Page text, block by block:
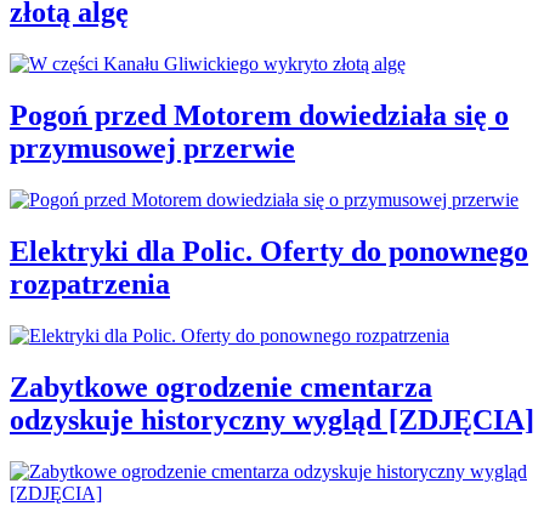
złotą algę
Pogoń przed Motorem dowiedziała się o
przymusowej przerwie
Elektryki dla Polic. Oferty do ponownego
rozpatrzenia
Zabytkowe ogrodzenie cmentarza
odzyskuje historyczny wygląd [ZDJĘCIA]